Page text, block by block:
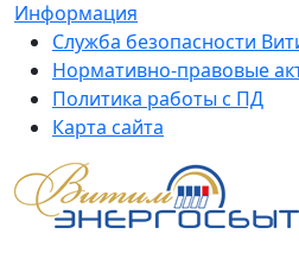
Информация
Служба безопасности
Нормативно-правовые
Политика работы с ПД
Карта сайта